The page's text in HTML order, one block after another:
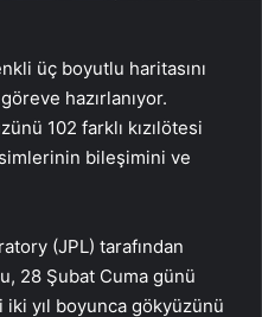
üç boyutlu haritasını
hazırlanıyor.
102 farklı kızılötesi
bileşimini ve
(JPL) tarafından
28 Şubat Cuma günü
iki yıl boyunca gökyüzünü